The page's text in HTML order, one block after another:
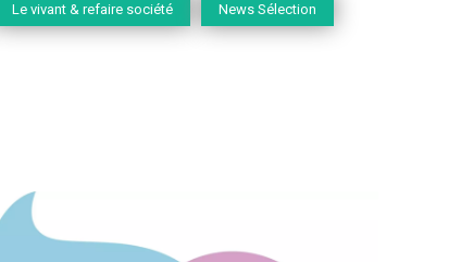
Le vivant & refaire société News Sélection